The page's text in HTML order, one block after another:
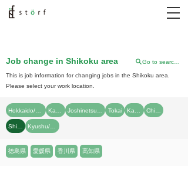
Job change in Shikoku area
​This is job information for changing jobs in the Shikoku area.
Please select your work location.
Tokai
徳島県 愛媛県 香川県 高知県